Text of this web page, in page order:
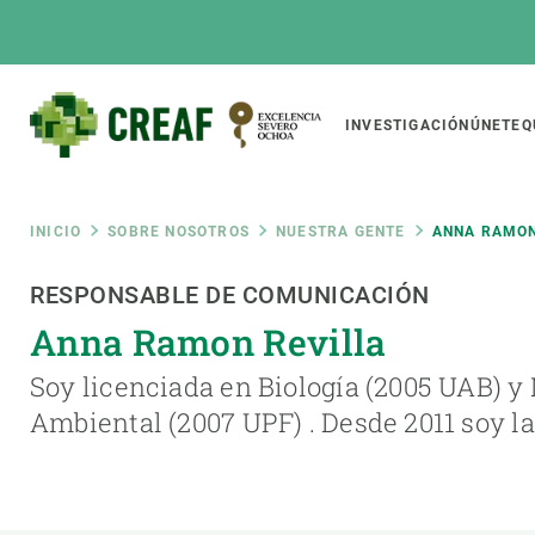
Main
INVESTIGACIÓN ÚNETE
Ruta
de
navegación
INICIO SOBRE NOSOTROS NUESTRA GENTE ANNA
RESPONSABLE DE COMUNICACIÓN
Anna Ramon Revilla
Soy licenciada en Biología (2005 UAB)
Ambiental (2007 UPF) . Desde 2011 soy
Featured
responsive
INTRANET
Responsive
menu
SOBRE NOSOTROS
El Centro
Organización institucional